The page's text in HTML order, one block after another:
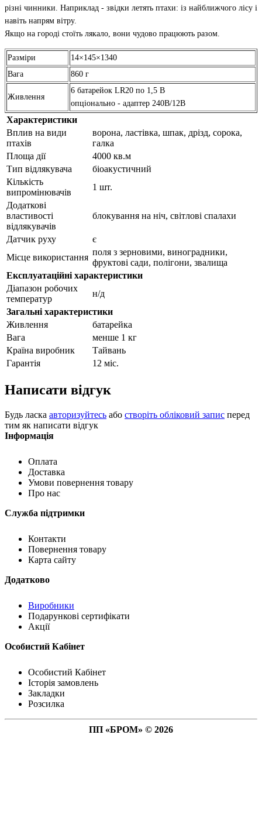
різні чинники. Наприклад - звідки летять птахи: із найближчого лісу і
навіть напрям вітру.
Якщо на городі стоїть лякало, вони чудово працюють разом.
Разміри
14×145×1340
Вага
860 г
Живлення
6 батарейок LR20 по 1,5 В
опціонально - адаптер 240В/12В
Характеристики
Вплив на види
птахів
ворона, ластівка, шпак, дрізд, сорока,
галка
Площа дії
4000 кв.м
Тип відлякувача
біоакустичний
Кількість
випромінювачів
1 шт.
Додаткові
властивості
відлякувачів
блокування на ніч, світлові спалахи
Датчик руху
є
Місце використання
поля з зерновими, виноградники,
фруктові сади, полігони, звалища
Експлуатаційні характеристики
Діапазон робочих
температур
н/д
Загальні характеристики
Живлення
батарейка
Вага
менше 1 кг
Країна виробник
Тайвань
Гарантія
12 міс.
Написати відгук
Будь ласка авторизуйтесь або створіть обліковий запис перед
тим як написати відгук
Інформація
Оплата
Доставка
Умови повернення товару
Про нас
Служба підтримки
Контакти
Повернення товару
Карта сайту
Додатково
Виробники
Подарункові сертифікати
Акції
Особистий Кабінет
Особистий Кабінет
Історія замовлень
Закладки
Розсилка
ПП «БРОМ» © 2026